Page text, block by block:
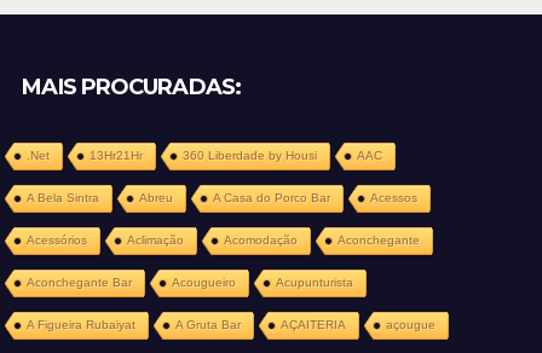
MAIS PROCURADAS:
.Net 13Hr21Hr 360 Liberdade by Housi AAC
A Bela Sintra Abreu A Casa do Porco Bar Acessos
Acessórios Aclimação Acomodação Aconchegante
Aconchegante Bar Acougueiro Acupunturista
A Figueira Rubaiyat A Gruta Bar AÇAITERIA açougue